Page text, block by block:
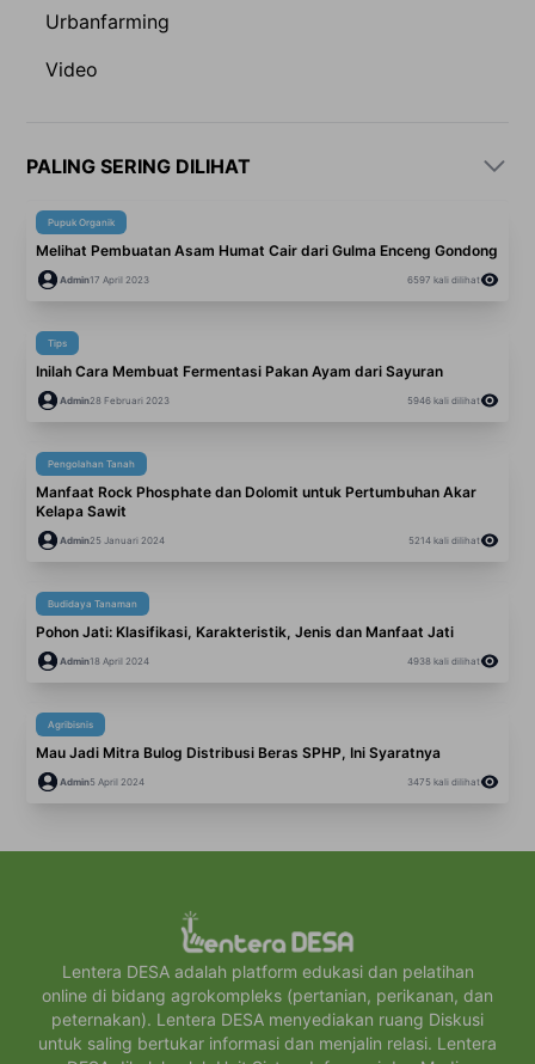
Urbanfarming
Video
PALING SERING DILIHAT
Pupuk Organik
Melihat Pembuatan Asam Humat Cair dari Gulma Enceng Gondong
Admin17 April 2023 6597 kali dilihat
Tips
Inilah Cara Membuat Fermentasi Pakan Ayam dari Sayuran
Admin28 Februari 2023 5946 kali dilihat
Pengolahan Tanah
Manfaat Rock Phosphate dan Dolomit untuk Pertumbuhan Akar
Kelapa Sawit
Admin25 Januari 2024 5214 kali dilihat
Budidaya Tanaman
Pohon Jati: Klasifikasi, Karakteristik, Jenis dan Manfaat Jati
Admin18 April 2024 4938 kali dilihat
Agribisnis
Mau Jadi Mitra Bulog Distribusi Beras SPHP, Ini Syaratnya
Admin5 April 2024 3475 kali dilihat
Lentera DESA adalah platform edukasi dan pelatihan
online di bidang agrokompleks (pertanian, perikanan, dan
peternakan). Lentera DESA menyediakan ruang Diskusi
untuk saling bertukar informasi dan menjalin relasi. Lentera